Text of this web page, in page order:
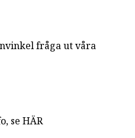
fråga ut våra
se HÄR